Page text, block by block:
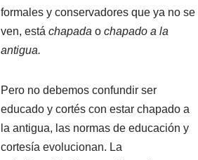
formales y conservadores que ya no se
ven, está chapada o chapado a la
antigua.
Pero no debemos confundir ser
educado y cortés con estar chapado a
la antigua, las normas de educación y
cortesía evolucionan. La